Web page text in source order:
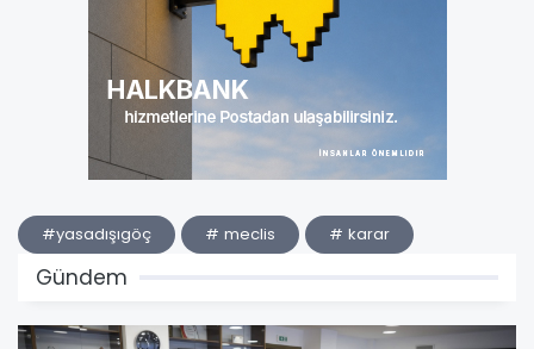
#yasadışıgöç # meclis # karar
Gündem